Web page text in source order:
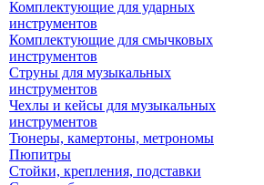
Комплектующие для ударных
инструментов
Комплектующие для смычковых
инструментов
Струны для музыкальных
инструментов
Чехлы и кейсы для музыкальных
инструментов
Тюнеры, камертоны, метрономы
Пюпитры
Стойки, крепления, подставки